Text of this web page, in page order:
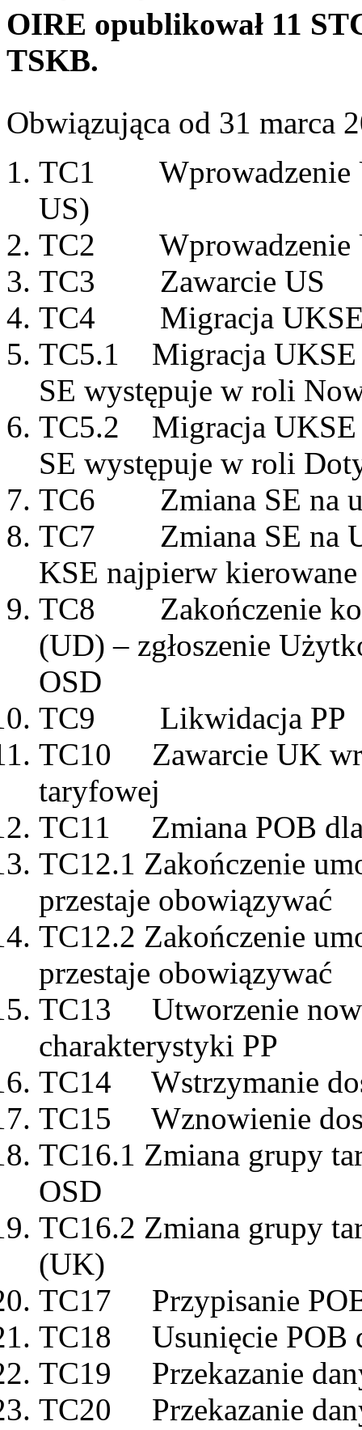
OIRE opublikował 11
TSKB.
Obwiązująca od 31 marca
TC1 Wprowadzenie
US)
TC2 Wprowadzenie
TC3 Zawarcie US
TC4 Migracja UKSE
TC5.1 Migracja UKSE
SE występuje w roli
TC5.2 Migracja UKSE
SE występuje w roli
TC6 Zmiana SE na
TC7 Zmiana SE na
KSE najpierw
TC8 Zakończenie
(UD) – zgłoszenie
OSD
TC9 Likwidacja PP
TC10 Zawarcie UK
taryfowej
TC11 Zmiana POB dla
TC12.1 Zakończenie
przestaje obowiązywać
TC12.2 Zakończenie
przestaje obowiązywać
TC13 Utworzenie
charakterystyki PP
TC14 Wstrzymanie
TC15 Wznowienie
TC16.1 Zmiana grupy
OSD
TC16.2 Zmiana grupy
(UK)
TC17 Przypisanie
TC18 Usunięcie POB
TC19 Przekazanie
TC20 Przekazanie